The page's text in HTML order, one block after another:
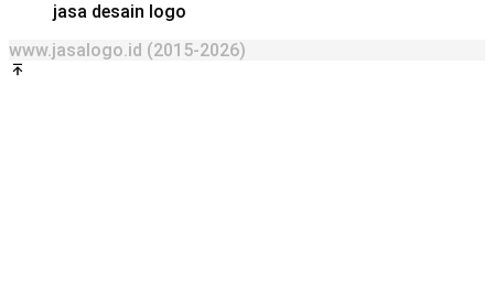
jasa desain logo
www.jasalogo.id (2015-2026)